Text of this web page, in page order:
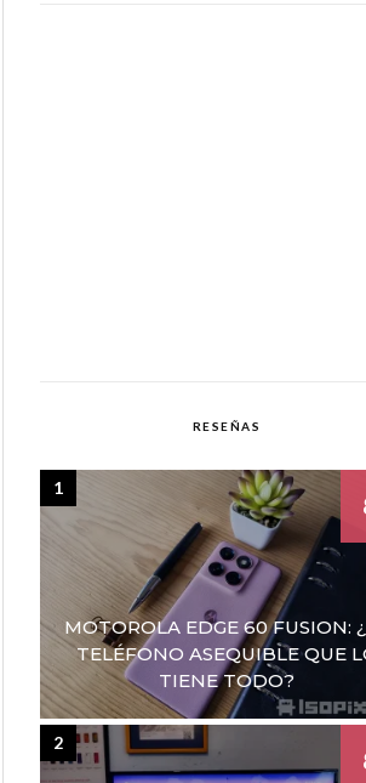
RESEÑAS
MOTOROLA EDGE 60 FUSION:
TELÉFONO ASEQUIBLE QUE
TIENE TODO?
1
2